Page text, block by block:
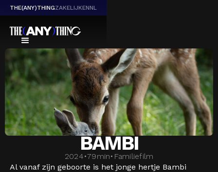
THE(ANY)THINGZAKELIJKENNL
BAMBI
2024•79min• Familiefilm
Al vanaf zijn geboorte is het jonge hertje Bambi